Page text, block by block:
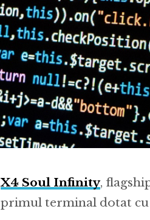
X4 Soul Infinity,
primul terminal dotat cu